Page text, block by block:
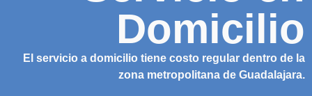
Domicilio
El servicio a domicilio tiene costo regular dentro de la
zona metropolitana de Guadalajara.